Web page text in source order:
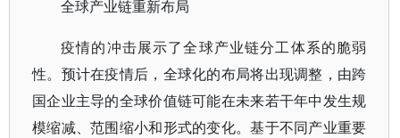
全球产业链重新布局
疫情的冲击展示了全球产业链分工体系的脆弱
性。预计在疫情后，全球化的布局将出现调整，由跨
国企业主导的全球价值链可能在未来若干年中发生规
模缩减、范围缩小和形式的变化。基于不同产业重要